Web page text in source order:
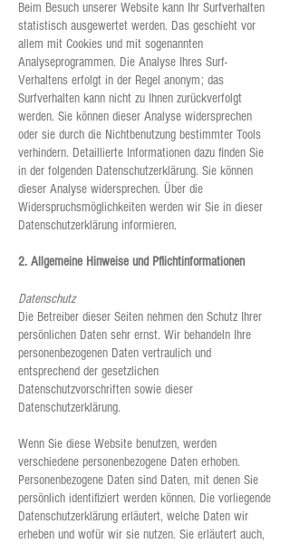
Beim Besuch unserer Website kann Ihr Surfverhalten
statistisch ausgewertet werden. Das geschieht vor
allem mit Cookies und mit sogenannten
Analyseprogrammen. Die Analyse Ihres Surf-
Verhaltens erfolgt in der Regel anonym; das
Surfverhalten kann nicht zu Ihnen zurückverfolgt
werden. Sie können dieser Analyse widersprechen
oder sie durch die Nichtbenutzung bestimmter Tools
verhindern. Detaillierte Informationen dazu finden Sie
in der folgenden Datenschutzerklärung. Sie können
dieser Analyse widersprechen. Über die
Widerspruchsmöglichkeiten werden wir Sie in dieser
Datenschutzerklärung informieren.
2. Allgemeine Hinweise und Pflichtinformationen
Datenschutz
Die Betreiber dieser Seiten nehmen den Schutz Ihrer
persönlichen Daten sehr ernst. Wir behandeln Ihre
personenbezogenen Daten vertraulich und
entsprechend der gesetzlichen
Datenschutzvorschriften sowie dieser
Datenschutzerklärung.
Wenn Sie diese Website benutzen, werden
verschiedene personenbezogene Daten erhoben.
Personenbezogene Daten sind Daten, mit denen Sie
persönlich identifiziert werden können. Die vorliegende
Datenschutzerklärung erläutert, welche Daten wir
erheben und wofür wir sie nutzen. Sie erläutert auch,